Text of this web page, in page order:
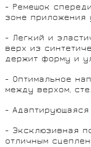
- Ремешок
зоне приложения
- Легкий и
верх из
держит форму и
- Оптимальное
между верхом,
-
- Эксклюзивная
отличным